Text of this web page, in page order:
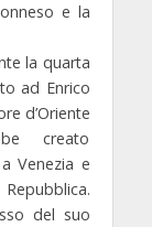
e la
la quarta
ad Enrico
d’Oriente
creato
Venezia e
del suo